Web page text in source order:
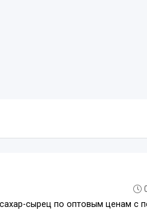
сырец по оптовым ценам с